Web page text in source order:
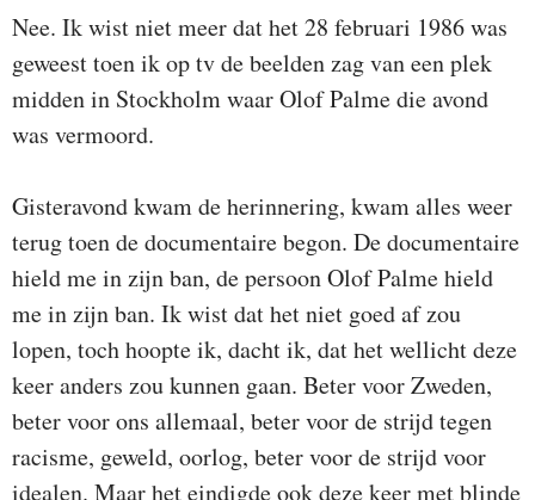
Nee. Ik wist niet meer dat het 28 februari 1986 was
geweest toen ik op tv de beelden zag van een plek
midden in Stockholm waar Olof Palme die avond
was vermoord.
Gisteravond kwam de herinnering, kwam alles weer
terug toen de documentaire begon. De documentaire
hield me in zijn ban, de persoon Olof Palme hield
me in zijn ban. Ik wist dat het niet goed af zou
lopen, toch hoopte ik, dacht ik, dat het wellicht deze
keer anders zou kunnen gaan. Beter voor Zweden,
beter voor ons allemaal, beter voor de strijd tegen
racisme, geweld, oorlog, beter voor de strijd voor
idealen. Maar het eindigde ook deze keer met blinde